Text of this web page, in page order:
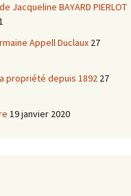
Jacqueline BAYARD PIERLOT
Appell Duclaux 27
propriété depuis 1892 27
19 janvier 2020